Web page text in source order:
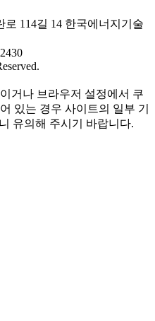
114길 14 한국에너지기술
거나 브라우저 설정에서 쿠
있는 경우 사이트의 일부 기
유의해 주시기 바랍니다.